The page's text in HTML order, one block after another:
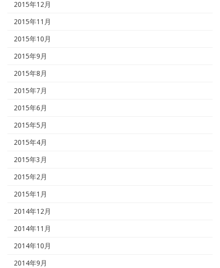
2015年12月
2015年11月
2015年10月
2015年9月
2015年8月
2015年7月
2015年6月
2015年5月
2015年4月
2015年3月
2015年2月
2015年1月
2014年12月
2014年11月
2014年10月
2014年9月